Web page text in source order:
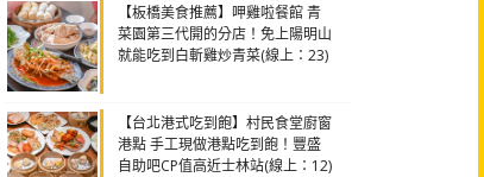
【板橋美食推薦】呷雞啦餐館 青
菜園第三代開的分店！免上陽明山
就能吃到白斬雞炒青菜(線上：23)
【台北港式吃到飽】村民食堂廚窗
港點 手工現做港點吃到飽！豐盛
自助吧CP值高近士林站(線上：12)